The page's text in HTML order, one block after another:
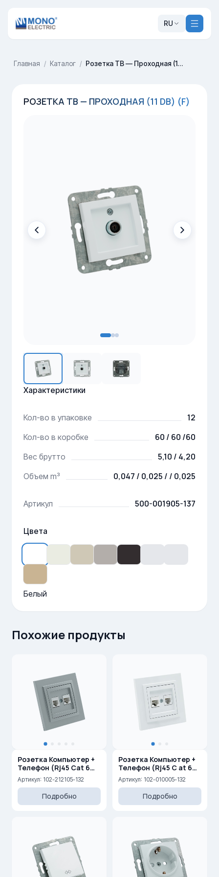
RU
Главная / Каталог / Розетка ТВ — Проходная (11 dB) (F)
РОЗЕТКА ТВ — ПРОХОДНАЯ (11 DB) (F)
Характеристики
Кол-во в упаковке 12
Кол-во в коробке 60 / 60 /60
Вес брутто 5,10 / 4,20
Объем m³ 0,047 / 0,025 / / 0,025
Артикул 500-001905-137
Цвета
Белый
Похожие продукты
Розетка Компьютер +
Телефон (Rj45 Cat 6
+Rj45 Cat 3 )
Артикул: 102-212105-132
Подробно
Розетка Компьютер +
Телефон (Rj45 C at 6
+Rj45 Cat 3 )
Артикул: 102-010005-132
Подробно